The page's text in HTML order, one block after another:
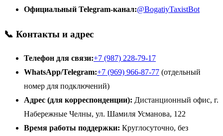
Официальный Telegram-канал:@BogatiyTaxistBot
📞 Контакты и адрес
Телефон для связи:+7 (987) 228-79-17
WhatsApp/Telegram:+7 (969) 966-87-77 (отдельный
номер для подключений)
Адрес (для корреспонденции): Дистанционный офис, г.
Набережные Челны, ул. Шамиля Усманова, 122
Время работы поддержки: Круглосуточно, без